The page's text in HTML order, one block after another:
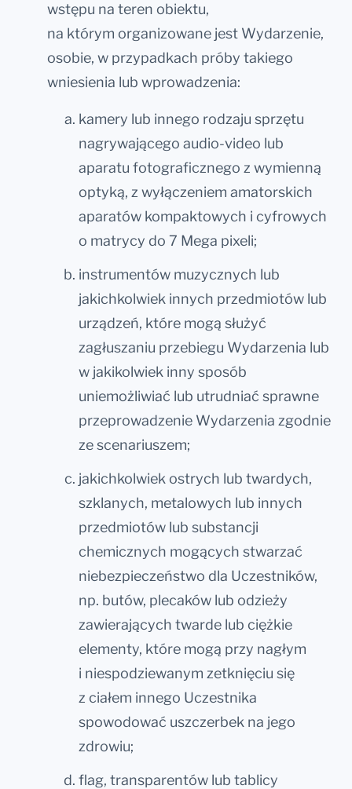
wstępu na teren obiektu,
na którym organizowane jest Wydarzenie,
osobie, w przypadkach próby takiego
wniesienia lub wprowadzenia:
kamery lub innego rodzaju sprzętu
nagrywającego audio-video lub
aparatu fotograficznego z wymienną
optyką, z wyłączeniem amatorskich
aparatów kompaktowych i cyfrowych
o matrycy do 7 Mega pixeli;
instrumentów muzycznych lub
jakichkolwiek innych przedmiotów lub
urządzeń, które mogą służyć
zagłuszaniu przebiegu Wydarzenia lub
w jakikolwiek inny sposób
uniemożliwiać lub utrudniać sprawne
przeprowadzenie Wydarzenia zgodnie
ze scenariuszem;
jakichkolwiek ostrych lub twardych,
szklanych, metalowych lub innych
przedmiotów lub substancji
chemicznych mogących stwarzać
niebezpieczeństwo dla Uczestników,
np. butów, plecaków lub odzieży
zawierających twarde lub ciężkie
elementy, które mogą przy nagłym
i niespodziewanym zetknięciu się
z ciałem innego Uczestnika
spowodować uszczerbek na jego
zdrowiu;
flag, transparentów lub tablicy